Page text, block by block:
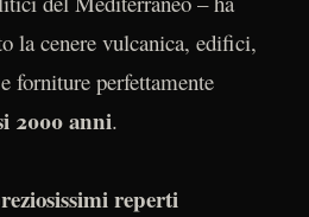
la cenere vulcanica, edifici,
forniture perfettamente
2000 anni.
reperti